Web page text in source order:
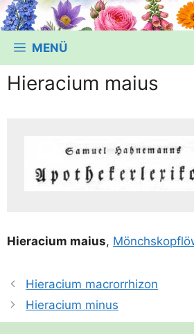
MENÜ
Hieracium maius
Hiera­ci­um mai­us,
Hieracium macrorrhizon
Hieracium minus